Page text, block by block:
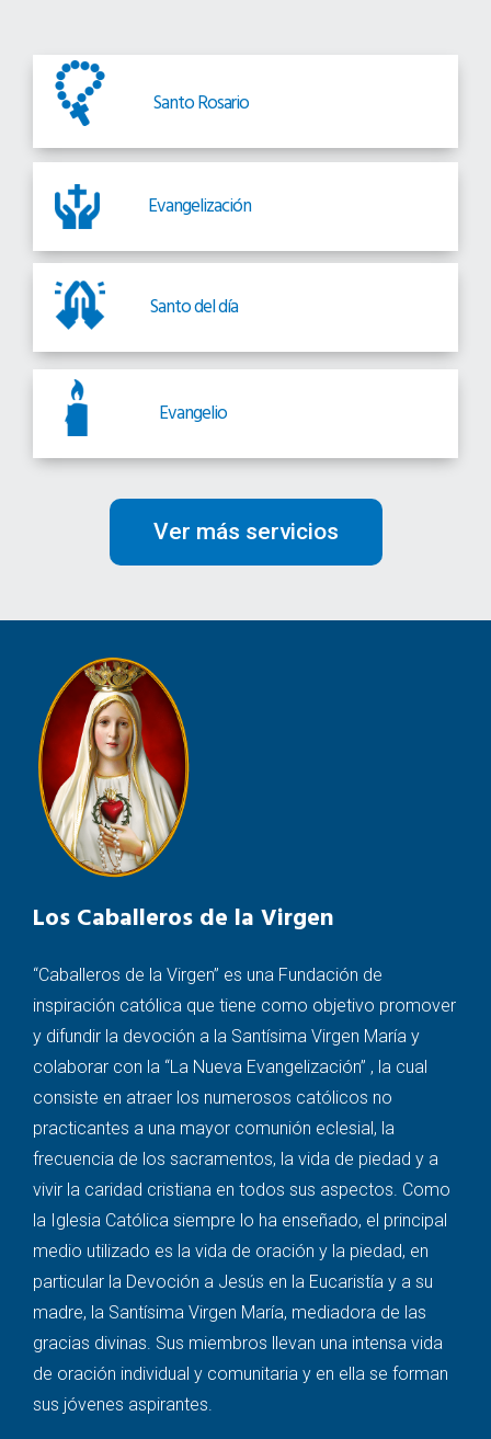
Santo Rosario
Evangelización
Santo del día
Evangelio
Ver más servicios
Los Caballeros de la Virgen
“Caballeros de la Virgen” es una Fundación de
inspiración católica que tiene como objetivo promover
y difundir la devoción a la Santísima Virgen María y
colaborar con la “La Nueva Evangelización” , la cual
consiste en atraer los numerosos católicos no
practicantes a una mayor comunión eclesial, la
frecuencia de los sacramentos, la vida de piedad y a
vivir la caridad cristiana en todos sus aspectos. Como
la Iglesia Católica siempre lo ha enseñado, el principal
medio utilizado es la vida de oración y la piedad, en
particular la Devoción a Jesús en la Eucaristía y a su
madre, la Santísima Virgen María, mediadora de las
gracias divinas. Sus miembros llevan una intensa vida
de oración individual y comunitaria y en ella se forman
sus jóvenes aspirantes.